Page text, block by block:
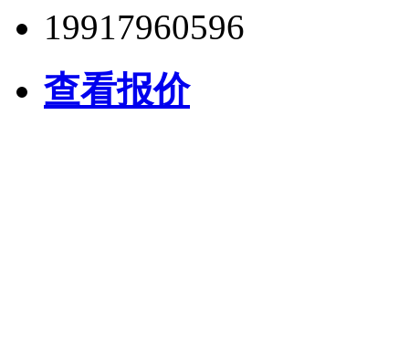
19917960596
查看报价